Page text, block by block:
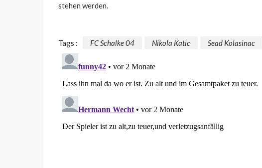
stehen werden.
Tags : FC Schalke 04 Nikola Katic Sead Kolasinac